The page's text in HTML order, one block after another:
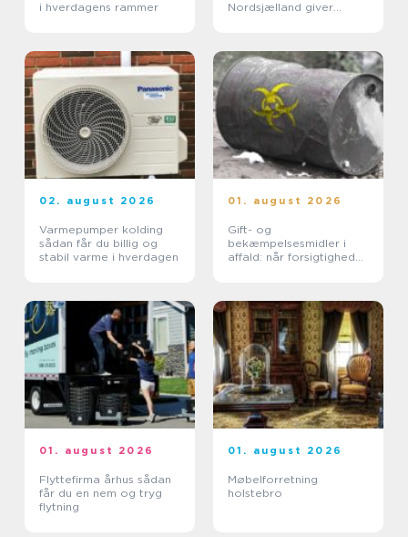
i hverdagens rammer
Nordsjælland giver
02. august 2026
Varmepumper kolding
sådan får du billig og
stabil varme i hverdagen
01. august 2026
Gift- og
bekæmpelsesmidler i
affald: når forsigtighed
01. august 2026
Flyttefirma århus sådan
får du en nem og tryg
flytning
01. august 2026
Møbelforretning
holstebro